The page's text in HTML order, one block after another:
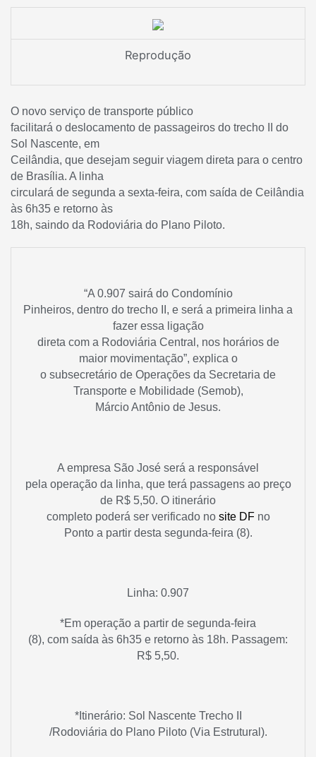
Reprodução
O novo serviço de transporte público
facilitará o deslocamento de passageiros do trecho II do
Sol Nascente, em
Ceilândia, que desejam seguir viagem direta para o centro
de Brasília. A linha
circulará de segunda a sexta-feira, com saída de Ceilândia
às 6h35 e retorno às
18h, saindo da Rodoviária do Plano Piloto.
“A 0.907 sairá do Condomínio
Pinheiros, dentro do trecho II, e será a primeira linha a
fazer essa ligação
direta com a Rodoviária Central, nos horários de
maior movimentação”, explica o
o subsecretário de Operações da Secretaria de
Transporte e Mobilidade (Semob),
Márcio Antônio de Jesus.
A empresa São José será a responsável
pela operação da linha, que terá passagens ao preço
de R$ 5,50. O itinerário
completo poderá ser verificado nosite DFno
Ponto a partir desta segunda-feira (8).
Linha: 0.907
*Em operação a partir de segunda-feira
(8), com saída às 6h35 e retorno às 18h. Passagem:
R$ 5,50.
*Itinerário: Sol Nascente Trecho II
/Rodoviária do Plano Piloto (Via Estrutural).